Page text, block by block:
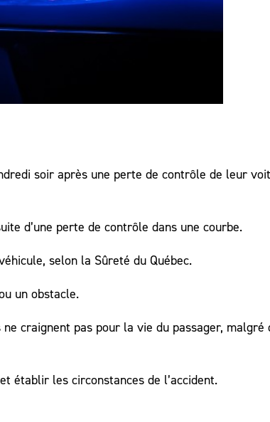
soir après une perte de contrôle de leur
d’une perte de contrôle dans une courbe.
selon la Sûreté du Québec.
un obstacle.
craignent pas pour la vie du passager, malgré
établir les circonstances de l’accident.